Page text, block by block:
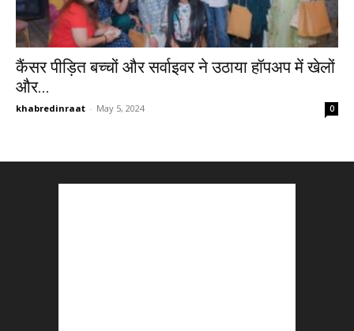
कैंसर पीड़ित बच्चों और सर्वाइवर ने उठाया हॉपअप में खेलों
और...
khabredinraat - May 5, 2024 0